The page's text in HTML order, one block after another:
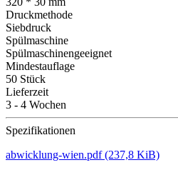
Druckmethode
Siebdruck
Spülmaschine
Spülmaschinengeeignet
Mindestauflage
50 Stück
Lieferzeit
3 - 4 Wochen
Spezifikationen
abwicklung-wien.pdf(237,8 KiB)